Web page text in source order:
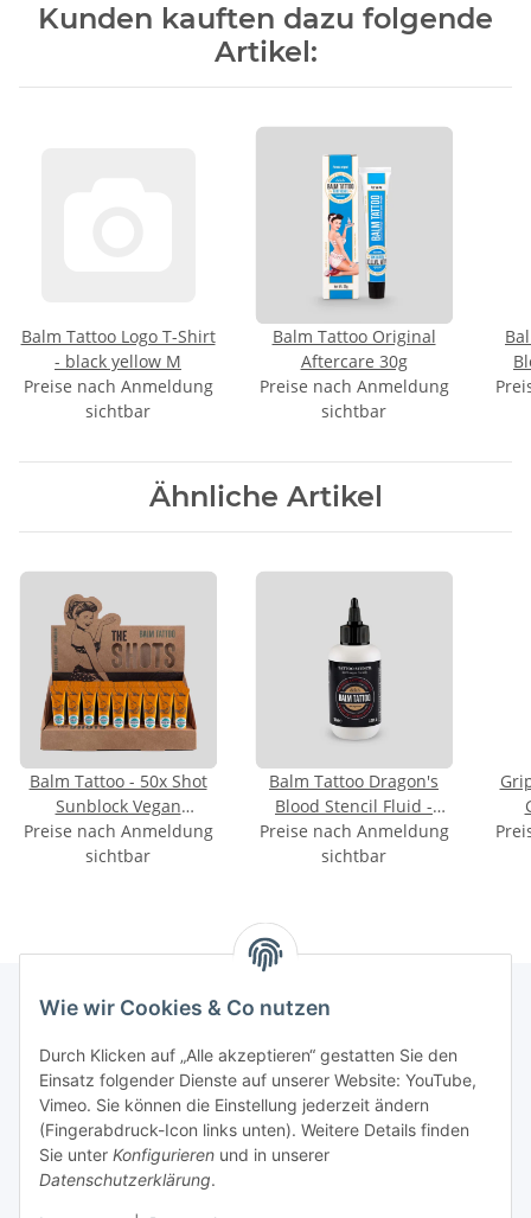
Kunden kauften dazu folgende
Artikel:
Balm Tattoo Logo T-Shirt
- black yellow M
Preise nach Anmeldung
sichtbar
Balm Tattoo Original
Aftercare 30g
Preise nach Anmeldung
sichtbar
Ähnliche Artikel
Balm Tattoo - 50x Shot
Sunblock Vegan
Aftercare - 8g (im
Display)
Preise nach Anmeldung
sichtbar
Balm Tattoo Dragon's
Blood Stencil Fluid -
100ml
Preise nach Anmeldung
sichtbar
INFORMATIONEN
GESETZLICHE INFORMATIONEN
Kontakt
Wie wir Cookies & Co nutzen
Durch Klicken auf „Alle akzeptieren“ gestatten Sie den
Einsatz folgender Dienste auf unserer Website: YouTube,
Vimeo. Sie können die Einstellung jederzeit ändern
(Fingerabdruck-Icon links unten). Weitere Details finden
Sie unter Konfigurieren und in unserer
Datenschutzerklärung.